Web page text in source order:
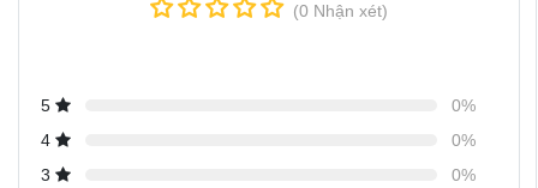
(0 Nhận xét)
5
0%
4
0%
3
0%